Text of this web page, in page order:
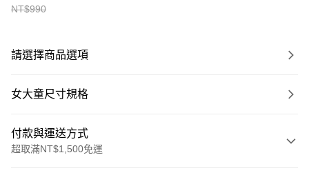
NT$990
請選擇商品選項
女大童尺寸規格
付款與運送方式
超取滿NT$1,500免運